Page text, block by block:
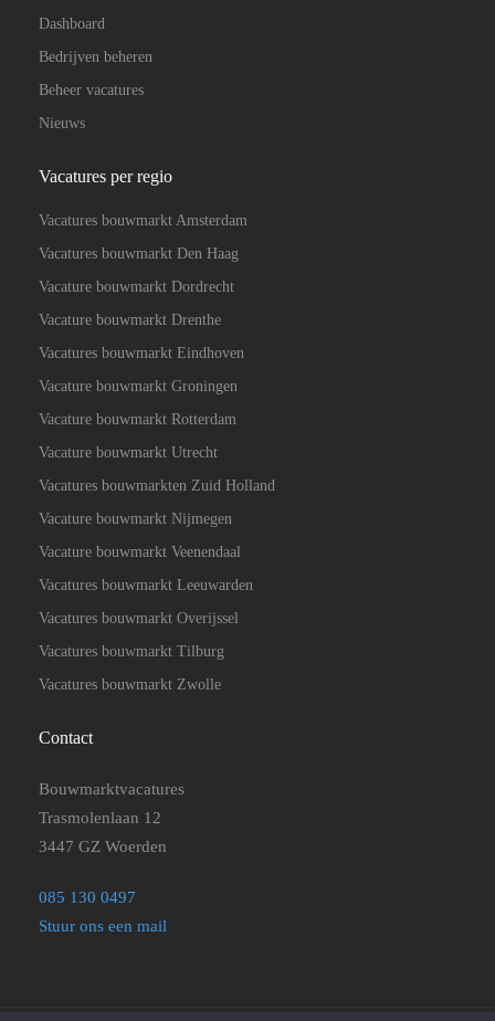
Dashboard
Bedrijven beheren
Beheer vacatures
Nieuws
Vacatures per regio
Vacatures bouwmarkt Amsterdam
Vacatures bouwmarkt Den Haag
Vacature bouwmarkt Dordrecht
Vacature bouwmarkt Drenthe
Vacatures bouwmarkt Eindhoven
Vacature bouwmarkt Groningen
Vacature bouwmarkt Rotterdam
Vacature bouwmarkt Utrecht
Vacatures bouwmarkten Zuid Holland
Vacature bouwmarkt Nijmegen
Vacature bouwmarkt Veenendaal
Vacatures bouwmarkt Leeuwarden
Vacatures bouwmarkt Overijssel
Vacatures bouwmarkt Tilburg
Vacatures bouwmarkt Zwolle
Contact
Bouwmarktvacatures
Trasmolenlaan 12
3447 GZ Woerden
085 130 0497
Stuur ons een mail